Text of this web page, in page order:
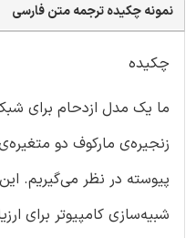
نمونه چکیده ترجمه متن فارسی
چکیده
ما یک مدل ازدحام برای
زنجیره‌ی مارکوف دو
پیوسته در نظر می‌گیریم.
شبیه‌سازی کامپیوتر برای